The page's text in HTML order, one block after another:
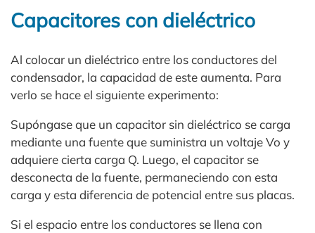
Capacitores con dieléctrico
Al colocar un dieléctrico entre los conductores del
condensador, la capacidad de este aumenta. Para
verlo se hace el siguiente experimento:
Supóngase que un capacitor sin dieléctrico se carga
mediante una fuente que suministra un voltaje Vo y
adquiere cierta carga Q. Luego, el capacitor se
desconecta de la fuente, permaneciendo con esta
carga y esta diferencia de potencial entre sus placas.
Si el espacio entre los conductores se llena con